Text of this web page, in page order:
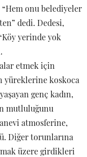
onu belediyeler
dedi. Dedesi,
yerinde yok
etmek için
yüreklerine koskoca
genç kadın,
mutluluğunu
atmosferine,
Diğer torunlarına
üzere girdikleri